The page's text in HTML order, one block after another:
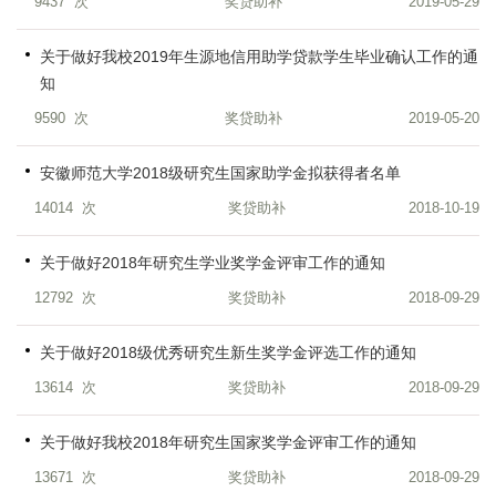
关于做好我校2019年生源地信用助学贷款学生毕业确认工作的通
知
9590 次 奖贷助补 2019-05-20
安徽师范大学2018级研究生国家助学金拟获得者名单
14014 次 奖贷助补 2018-10-19
关于做好2018年研究生学业奖学金评审工作的通知
12792 次 奖贷助补 2018-09-29
关于做好2018级优秀研究生新生奖学金评选工作的通知
13614 次 奖贷助补 2018-09-29
关于做好我校2018年研究生国家奖学金评审工作的通知
13671 次 奖贷助补 2018-09-29